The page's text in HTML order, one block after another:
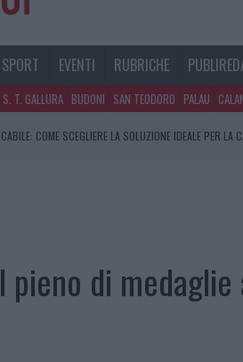
SPORT EVENTI RUBRICHE
S. T. GALLURA BUDONI SAN TEODORO PALAU
COME SCEGLIERE LA SOLUZIONE IDEALE PER LA
pieno di medaglie